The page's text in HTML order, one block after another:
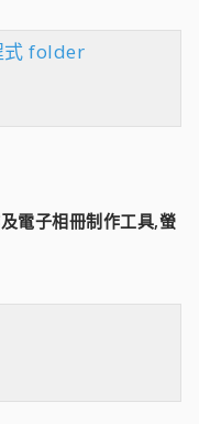
式 folder
電子相冊制作工具,螢